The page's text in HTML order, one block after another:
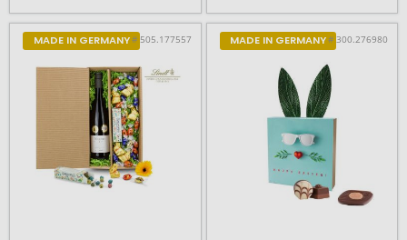
MADE IN GERMANY# 505.177557 MADE IN GERMANY# 300.276980